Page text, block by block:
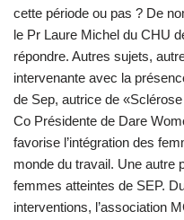
cette période ou pas ? De
le Pr Laure Michel du CHU
répondre. Autres sujets,
intervenante avec la
de Sep, autrice de
Co Présidente de Dare
favorise l’intégration des
monde du travail. Une autre
femmes atteintes de SEP.
interventions, l’association